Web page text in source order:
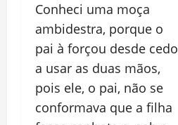
Conheci uma moça
ambidestra, porque o
pai à forçou desde cedo
a usar as duas mãos,
pois ele, o pai, não se
conformava que a filha